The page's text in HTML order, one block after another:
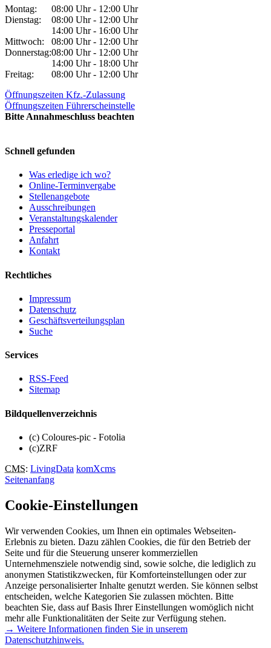
Montag:
08:00 Uhr - 12:00 Uhr
Dienstag:
08:00 Uhr - 12:00 Uhr
14:00 Uhr - 16:00 Uhr
Mittwoch:
08:00 Uhr - 12:00 Uhr
Donnerstag:08:00 Uhr - 12:00 Uhr
14:00 Uhr - 18:00 Uhr
Freitag:
08:00 Uhr - 12:00 Uhr
Öffnungszeiten Kfz.-Zulassung
Öffnungszeiten Führerscheinstelle
Bitte Annahmeschluss beachten
Schnell gefunden
Was erledige ich wo?
Online-Terminvergabe
Stellenangebote
Ausschreibungen
Veranstaltungskalender
Presseportal
Anfahrt
Kontakt
Rechtliches
Impressum
Datenschutz
Geschäftsverteilungsplan
Suche
Services
RSS-Feed
Sitemap
Bildquellenverzeichnis
(c) Coloures-pic - Fotolia
(c)ZRF
CMS: LivingData komXcms
Seitenanfang
Cookie-Einstellungen
Wir verwenden Cookies, um Ihnen ein optimales Webseiten-
Erlebnis zu bieten. Dazu zählen Cookies, die für den Betrieb der
Seite und für die Steuerung unserer kommerziellen
Unternehmensziele notwendig sind, sowie solche, die lediglich zu
anonymen Statistikzwecken, für Komforteinstellungen oder zur
Anzeige personalisierter Inhalte genutzt werden. Sie können selbst
entscheiden, welche Kategorien Sie zulassen möchten. Bitte
beachten Sie, dass auf Basis Ihrer Einstellungen womöglich nicht
mehr alle Funktionalitäten der Seite zur Verfügung stehen.
→ Weitere Informationen finden Sie in unserem
Datenschutzhinweis.